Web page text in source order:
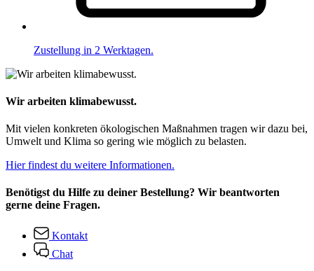
Zustellung in 2 Werktagen.
Wir arbeiten klimabewusst.
Mit vielen konkreten ökologischen Maßnahmen tragen wir dazu bei,
Umwelt und Klima so gering wie möglich zu belasten.
Hier findest du weitere Informationen.
Benötigst du Hilfe zu deiner Bestellung? Wir beantworten
gerne deine Fragen.
Kontakt
Chat